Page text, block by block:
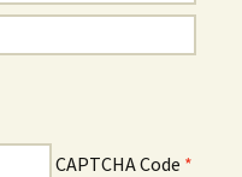
CAPTCHA Code *